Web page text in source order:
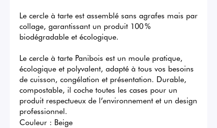
Le cercle à tarte est assemblé sans agrafes mais par
collage, garantissant un produit 100 %
biodégradable et écologique.
Le cercle à tarte Panibois est un moule pratique,
écologique et polyvalent, adapté à tous vos besoins
de cuisson, congélation et présentation. Durable,
compostable, il coche toutes les cases pour un
produit respectueux de l’environnement et un design
professionnel.
Couleur : Beige